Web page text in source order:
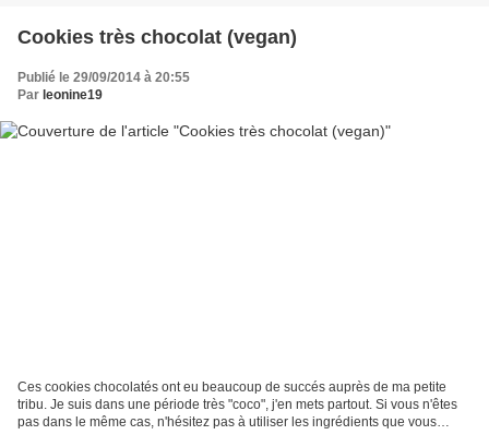
Cookies très chocolat (vegan)
Publié le 29/09/2014 à 20:55
Par leonine19
Ces cookies chocolatés ont eu beaucoup de succés auprès de ma petite
tribu. Je suis dans une période très "coco", j'en mets partout. Si vous n'êtes
pas dans le même cas, n'hésitez pas à utiliser les ingrédients que vous